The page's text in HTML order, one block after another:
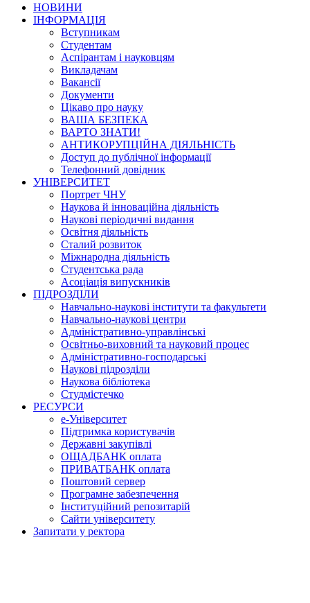
НОВИНИ
ІНФОРМАЦІЯ
Вступникам
Студентам
Аспірантам і науковцям
Викладачам
Вакансії
Документи
Цікаво про науку
ВАША БЕЗПЕКА
ВАРТО ЗНАТИ!
АНТИКОРУПЦІЙНА ДІЯЛЬНІСТЬ
Доступ до публічної інформації
Телефонний довідник
УНІВЕРСИТЕТ
Портрет ЧНУ
Наукова й інноваційна діяльність
Наукові періодичні видання
Освітня діяльність
Сталий розвиток
Міжнародна діяльність
Студентська рада
Асоціація випускників
ПІДРОЗДІЛИ
Навчально-наукові інститути та факультети
Навчально-наукові центри
Адміністративно-управлінські
Освітньо-виховний та науковий процес
Адміністративно-господарські
Наукові підрозділи
Наукова бібліотека
Студмістечко
РЕСУРСИ
е-Університет
Підтримка користувачів
Державні закупівлі
ОЩАДБАНК оплата
ПРИВАТБАНК оплата
Поштовий сервер
Програмне забезпечення
Інституційний репозитарій
Сайти університету
Запитати у ректора